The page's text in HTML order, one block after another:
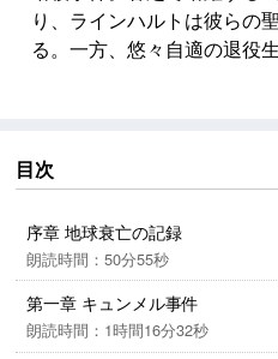
り、ラインハルトは彼らの
る。一方、悠々自適の退役
周囲に監視網が巡らされ
ある日、彼の元を黒服に身
うとしていた。
目次
序章 地球衰亡の記録
朗読時間：50分55秒
第一章 キュンメル事件
朗読時間：1時間16分32秒